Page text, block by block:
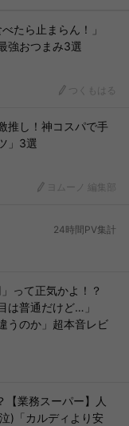
たら止まらん！」
強おつまみ3選
つくもはる
推し！神コスパで手
」3選
ヨムーノ 編集部
24時間PV集計
って正気かよ！？
は普通だけど…」
うのか」超本音レビ
【業務スーパー】人
)「カルディより安